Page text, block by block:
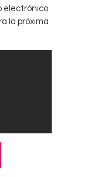
electrónico
la próxima